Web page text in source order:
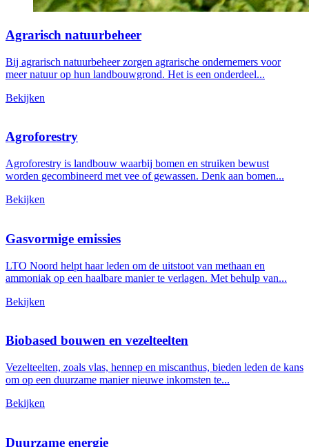
Agrarisch natuurbeheer
Bij agrarisch natuurbeheer zorgen agrarische ondernemers voor
meer natuur op hun landbouwgrond. Het is een onderdeel...
Bekijken
Agroforestry
Agroforestry is landbouw waarbij bomen en struiken bewust
worden gecombineerd met vee of gewassen. Denk aan bomen...
Bekijken
Gasvormige emissies
LTO Noord helpt haar leden om de uitstoot van methaan en
ammoniak op een haalbare manier te verlagen. Met behulp van...
Bekijken
Biobased bouwen en vezelteelten
Vezelteelten, zoals vlas, hennep en miscanthus, bieden leden de kans
om op een duurzame manier nieuwe inkomsten te...
Bekijken
Duurzame energie